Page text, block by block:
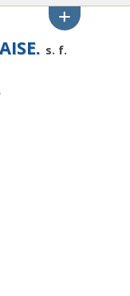
s. f.
.